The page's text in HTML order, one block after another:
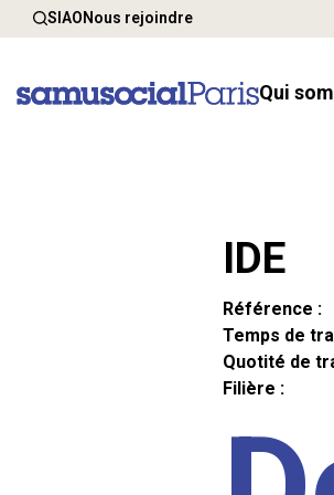
SIAONous rejoindre
Qui
IDE
Référence :
Temps de
Quotité de
Filière :